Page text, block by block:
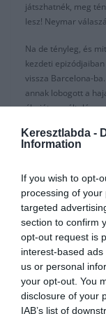
Keresztlabda -
Information
If you wish to opt-
processing of
targeted
section to confirm
opt-out request is
interest-based
us or personal
your opt-out. You
disclosure of your
IAB’s list of
játszhatnék, meg
lesz! Neymar
Na de tényleg, és
kezdeti
vissza Barcelona-
annak lobogott a
óhaját, egyáltalán
alkalommal
le/vissza/haza/oda/
Madridnak.
akkor a francia
kukkolta). Viszont
úgy a fővárosiak,
Barcelona semmit
jönne, jöjjön! Így
pedig örömmel
Zidane bólintott,
Úgy néz ki, még